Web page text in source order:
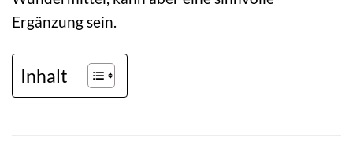
Ergänzung sein.
Inhalt